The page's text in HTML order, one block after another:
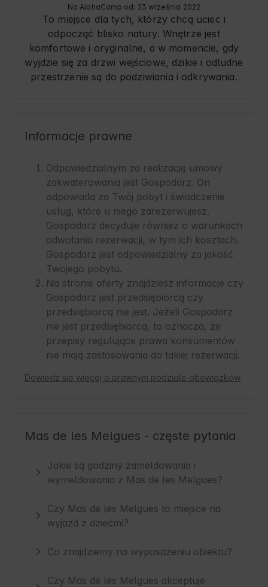
Na AlohaCamp od: 23 września 2022
To miejsce dla tych, którzy chcą uciec i
odpocząć blisko natury. Wnętrze jest
komfortowe i oryginalne, a w momencie, gdy
wyjdzie się za drzwi wejściowe, dzikie i odludne
przestrzenie są do podziwiania i odkrywania.
Informacje prawne
Odpowiedzialnym za realizację umowy
zakwaterowania jest Gospodarz. On
odpowiada za Twój pobyt i świadczenie
usług, które u niego zarezerwujesz.
Gospodarz decyduje również o warunkach
odwołania rezerwacji, w tym ich kosztach.
Gospodarz jest odpowiedzialny za jakość
Twojego pobytu.
Na stronie oferty znajdziesz informacje czy
Gospodarz jest przedsiębiorcą czy
przedsiębiorcą nie jest. Jeżeli Gospodarz
nie jest przedsiębiorcą, to oznacza, że
przepisy regulujące prawa konsumentów
nie mają zastosowania do takiej rezerwacji.
Dowiedz się więcej o prawnym podziale obowiązków
Mas de les Melgues - częste pytania
Jakie są godziny zameldowania i
wymeldowania z Mas de les Melgues?
Czy Mas de les Melgues to miejsce na
wyjazd z dziećmi?
Co znajdziemy na wyposażeniu obiektu?
Czy Mas de les Melgues akceptuje